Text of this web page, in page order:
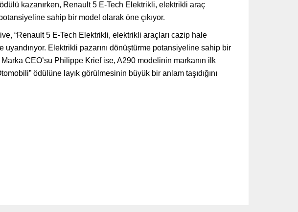
kazanırken, Renault 5 E-Tech Elektrikli, elektrikli araç
sahip bir model olarak öne çıkıyor.
“Renault 5 E-Tech Elektrikli, elektrikli araçları cazip hale
uyandırıyor. Elektrikli pazarını dönüştürme potansiyeline sahip bir
CEO’su Philippe Krief ise, A290 modelinin markanın ilk
ödülüne layık görülmesinin büyük bir anlam taşıdığını